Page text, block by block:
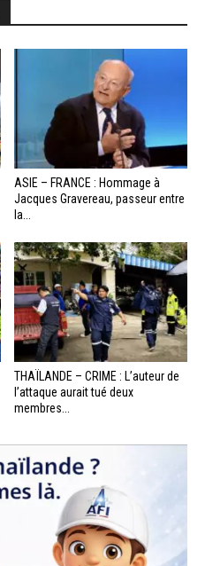
ASIE – FRANCE : Hommage à
Jacques Gravereau, passeur entre
la...
THAÏLANDE – CRIME : L’auteur de
l’attaque aurait tué deux
membres...